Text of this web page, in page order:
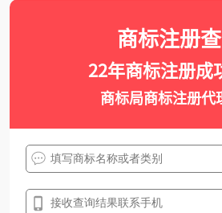
商标注册
22年商标注册成
商标局商标注册代